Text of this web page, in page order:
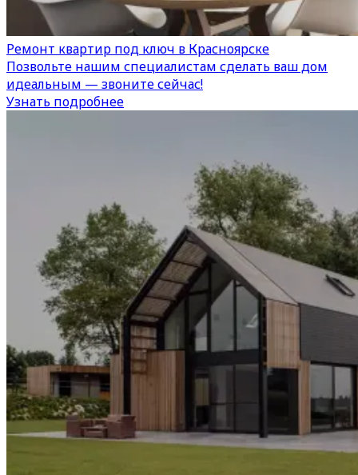
Ремонт квартир под ключ в Красноярске
Позвольте нашим специалистам сделать ваш дом
идеальным — звоните сейчас!
Узнать подробнее